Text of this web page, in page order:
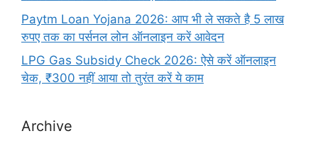
Paytm Loan Yojana 2026: आप भी ले सकते है 5 लाख
रुपए तक का पर्सनल लोन ऑनलाइन करें आवेदन
LPG Gas Subsidy Check 2026: ऐसे करें ऑनलाइन
चेक, ₹300 नहीं आया तो तुरंत करें ये काम
Archive